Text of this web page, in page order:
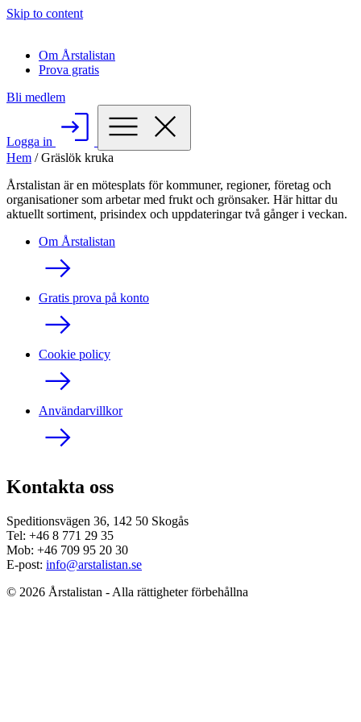
Skip to content
Om Årstalistan
Prova gratis
Bli medlem
Logga in
Hem /Gräslök kruka
Årstalistan är en mötesplats för kommuner, regioner, företag och
organisationer som arbetar med frukt och grönsaker. Här hittar du
aktuellt sortiment, prisindex och uppdateringar två gånger i veckan.
Om Årstalistan
Gratis prova på konto
Cookie policy
Användarvillkor
Kontakta oss
Speditionsvägen 36, 142 50 Skogås
Tel: +46 8 771 29 35
Mob: +46 709 95 20 30
E-post: info@arstalistan.se
© 2026 Årstalistan - Alla rättigheter förbehållna